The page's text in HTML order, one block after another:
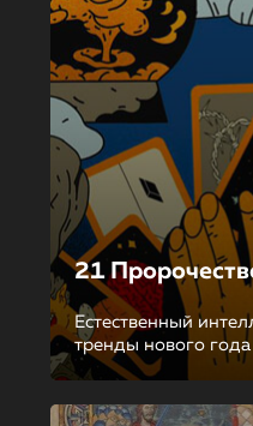
21
Естественный
тренды нового года